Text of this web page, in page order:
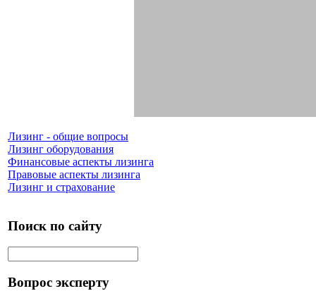
Лизинг - общие вопросы
Лизинг оборудования
Финансовые аспекты лизинга
Правовые аспекты лизинга
Лизинг и страхование
Поиск по сайту
Вопрос эксперту